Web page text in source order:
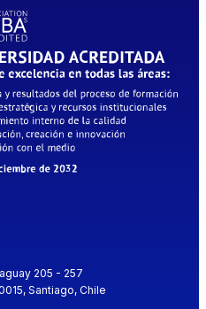
205 - 257
Santiago, Chile